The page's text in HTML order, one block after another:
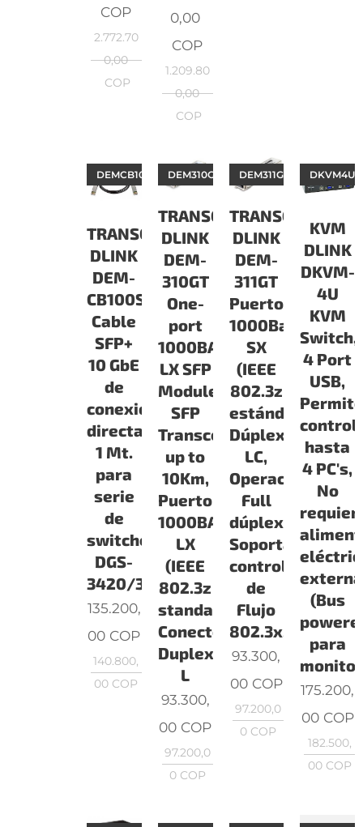
COP
2.772.70
0,00
COP
0,00
COP
1.209.80
0,00
COP
TRANSCEIVER
DLINK
DEM-
CB100S
Cable
SFP+
10 GbE
de
conexión
directa,
1 Mt.
para
serie
de
switches
DGS-
3420/3620
DEMCB100S
135.200,
00 COP
140.800,
00 COP
TRANSCEIVER
DLINK
DEM-
310GT
One-
port
1000BASE-
LX SFP
Module,
SFP
Transceiver,
up to
10Km,
Puerto
1000BASE-
LX
(IEEE
802.3z
standard),
Conector
Duplex
L
DEM310GT
93.300,
00 COP
97.200,0
0COP
TRANSCEIVER
DLINK
DEM-
311GT
Puerto
1000Base-
SX
(IEEE
802.3z
Dúplex
LC,
Operación
Full
dúplex,
Soporta
control
de
Flujo
802.3x,Tipo
DEM311GT
93.300,
00COP
97.200,0
0 COP
KVM
DLINK
DKVM-
4U
KVM
Switch,
4 Port
USB,
hasta
4 PC's,
No
externa
(Bus
para
monito
DKVM4U
175.200,
00COP
182.500,
00COP